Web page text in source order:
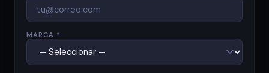
MARCA *